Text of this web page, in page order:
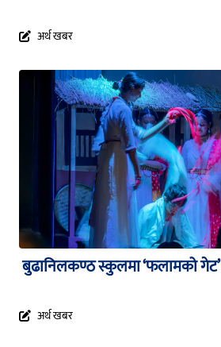
अर्थ खबर
बुढानिलकण्ठ स्कुलमा ‘फलामको गेट’
अर्थ खबर